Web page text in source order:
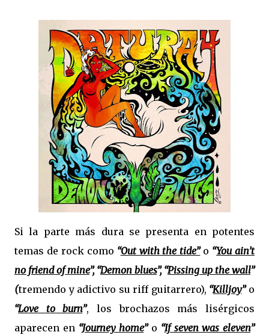
Si la parte más dura se presenta en potentes
temas de rock como “Out with the tide” o “You ain’t
no friend of mine”, “Demon blues”, “Pissing up the wall”
(tremendo y adictivo su riff guitarrero), “Killjoy”o
“Love to burn”, los brochazos más lisérgicos
aparecen en “Journey home” o “If seven was eleven”